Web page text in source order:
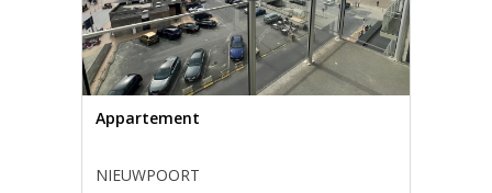
Appartement
NIEUWPOORT